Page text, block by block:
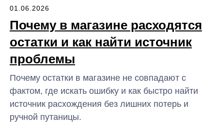
01.06.2026
Почему в магазине расходятся
остатки и как найти источник
проблемы
Почему остатки в магазине не совпадают с
фактом, где искать ошибку и как быстро найти
источник расхождения без лишних потерь и
ручной путаницы.